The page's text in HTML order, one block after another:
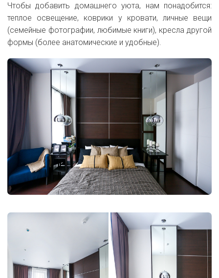
Чтобы добавить домашнего уюта, нам понадобится:
теплое освещение, коврики у кровати, личные вещи
(семейные фотографии, любимые книги), кресла другой
формы (более анатомические и удобные).